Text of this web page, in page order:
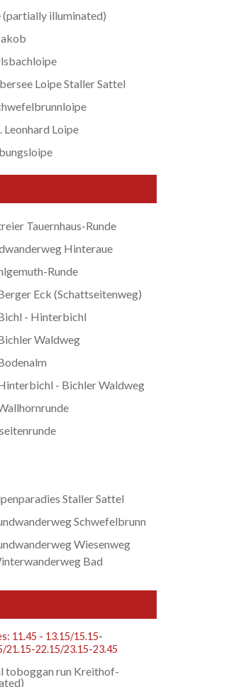
illuminated)
Loipe Staller Sattel
Leonhard Loipe
Tauernhaus-Runde
Hinteraue
Runde
Eck (Schattseitenweg)
- Hinterbichl
Waldweg
- Bichler Waldweg
Staller Sattel
Schwefelbrunn
Wiesenweg
Bad
11.45 - 13.15/15.15-
21.15-22.15/23.15-23.45
toboggan run Kreithof-